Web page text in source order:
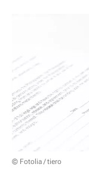
© Fotolia / tiero